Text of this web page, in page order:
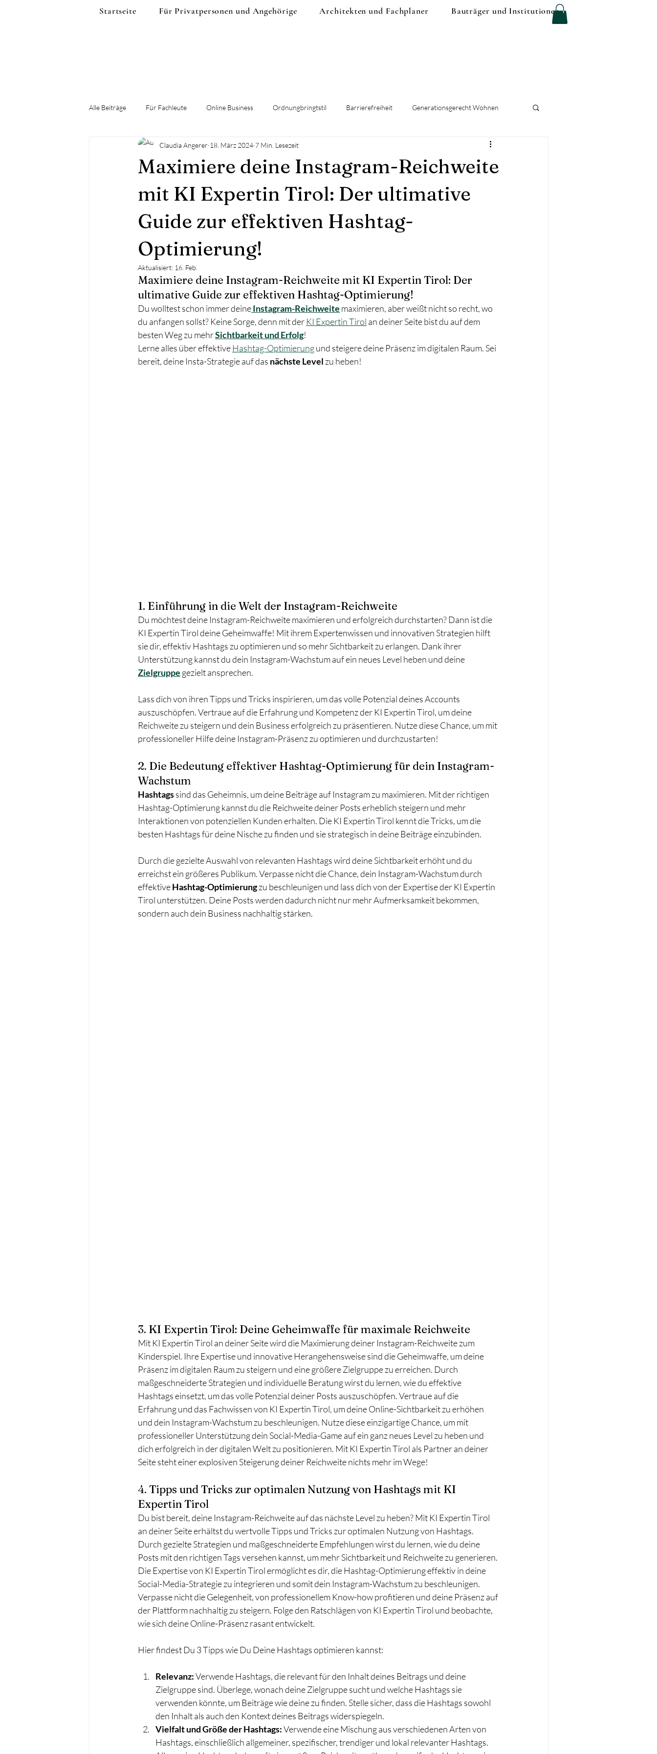
Startseite Für Privatpersonen und Angehörige Architekten und Fachplaner Bauträger und Institutionen
Alle Beiträge Für Fachleute Online Business Ordnungbringtstil Barrierefreiheit Generationsgerecht Wohnen
Wohnsicherheit im Alter Sturzprävention
Maximiere deine Instagram-Reichweite
mit KI Expertin Tirol: Der ultimative
Guide zur effektiven Hashtag-
Optimierung!
Claudia Angerer 18. März 2024 7 Min. Lesezeit
Aktualisiert: 16. Feb.
Maximiere deine Instagram-Reichweite mit KI Expertin Tirol: Der
ultimative Guide zur effektiven Hashtag-Optimierung!
Du wolltest schon immer deineInstagram-Reichweite maximieren, aber weißt nicht so recht, wo
du anfangen sollst? Keine Sorge, denn mit der KI Expertin Tirol an deiner Seite bist du auf dem
besten Weg zu mehr Sichtbarkeit und Erfolg!
Lerne alles über effektive Hashtag-Optimierung und steigere deine Präsenz im digitalen Raum. Sei
bereit, deine Insta-Strategie auf das nächste Level zu heben!
1. Einführung in die Welt der Instagram-Reichweite
Du möchtest deine Instagram-Reichweite maximieren und erfolgreich durchstarten? Dann ist die
KI Expertin Tirol deine Geheimwaffe! Mit ihrem Expertenwissen und innovativen Strategien hilft
sie dir, effektiv Hashtags zu optimieren und so mehr Sichtbarkeit zu erlangen. Dank ihrer
Unterstützung kannst du dein Instagram-Wachstum auf ein neues Level heben und deine
Zielgruppe gezielt ansprechen.
Lass dich von ihren Tipps und Tricks inspirieren, um das volle Potenzial deines Accounts
auszuschöpfen. Vertraue auf die Erfahrung und Kompetenz der KI Expertin Tirol, um deine
Reichweite zu steigern und dein Business erfolgreich zu präsentieren. Nutze diese Chance, um mit
professioneller Hilfe deine Instagram-Präsenz zu optimieren und durchzustarten!
2. Die Bedeutung effektiver Hashtag-Optimierung für dein Instagram-
Wachstum
Hashtags sind das Geheimnis, um deine Beiträge auf Instagram zu maximieren. Mit der richtigen
Hashtag-Optimierung kannst du die Reichweite deiner Posts erheblich steigern und mehr
Interaktionen von potenziellen Kunden erhalten. Die KI Expertin Tirol kennt die Tricks, um die
besten Hashtags für deine Nische zu finden und sie strategisch in deine Beiträge einzubinden.
Durch die gezielte Auswahl von relevanten Hashtags wird deine Sichtbarkeit erhöht und du
erreichst ein größeres Publikum. Verpasse nicht die Chance, dein Instagram-Wachstum durch
effektive Hashtag-Optimierung zu beschleunigen und lass dich von der Expertise der KI Expertin
Tirol unterstützen. Deine Posts werden dadurch nicht nur mehr Aufmerksamkeit bekommen,
sondern auch dein Business nachhaltig stärken.
3. KI Expertin Tirol: Deine Geheimwaffe für maximale Reichweite
Mit KI Expertin Tirol an deiner Seite wird die Maximierung deiner Instagram-Reichweite zum
Kinderspiel. Ihre Expertise und innovative Herangehensweise sind die Geheimwaffe, um deine
Präsenz im digitalen Raum zu steigern und eine größere Zielgruppe zu erreichen. Durch
maßgeschneiderte Strategien und individuelle Beratung wirst du lernen, wie du effektive
Hashtags einsetzt, um das volle Potenzial deiner Posts auszuschöpfen. Vertraue auf die
Erfahrung und das Fachwissen von KI Expertin Tirol, um deine Online-Sichtbarkeit zu erhöhen
und dein Instagram-Wachstum zu beschleunigen. Nutze diese einzigartige Chance, um mit
professioneller Unterstützung dein Social-Media-Game auf ein ganz neues Level zu heben und
dich erfolgreich in der digitalen Welt zu positionieren. Mit KI Expertin Tirol als Partner an deiner
Seite steht einer explosiven Steigerung deiner Reichweite nichts mehr im Wege!
4. Tipps und Tricks zur optimalen Nutzung von Hashtags mit KI
Expertin Tirol
Du bist bereit, deine Instagram-Reichweite auf das nächste Level zu heben? Mit KI Expertin Tirol
an deiner Seite erhältst du wertvolle Tipps und Tricks zur optimalen Nutzung von Hashtags.
Durch gezielte Strategien und maßgeschneiderte Empfehlungen wirst du lernen, wie du deine
Posts mit den richtigen Tags versehen kannst, um mehr Sichtbarkeit und Reichweite zu generieren.
Die Expertise von KI Expertin Tirol ermöglicht es dir, die Hashtag-Optimierung effektiv in deine
Social-Media-Strategie zu integrieren und somit dein Instagram-Wachstum zu beschleunigen.
Verpasse nicht die Gelegenheit, von professionellem Know-how profitieren und deine Präsenz auf
der Plattform nachhaltig zu steigern. Folge den Ratschlägen von KI Expertin Tirol und beobachte,
wie sich deine Online-Präsenz rasant entwickelt.
Hier findest Du 3 Tipps wie Du Deine Hashtags optimieren kannst:
Relevanz: Verwende Hashtags, die relevant für den Inhalt deines Beitrags und deine
Zielgruppe sind. Überlege, wonach deine Zielgruppe sucht und welche Hashtags sie
verwenden könnte, um Beiträge wie deine zu finden. Stelle sicher, dass die Hashtags sowohl
den Inhalt als auch den Kontext deines Beitrags widerspiegeln.
Vielfalt und Größe der Hashtags: Verwende eine Mischung aus verschiedenen Arten von
Hashtags, einschließlich allgemeiner, spezifischer, trendiger und lokal relevanter Hashtags.